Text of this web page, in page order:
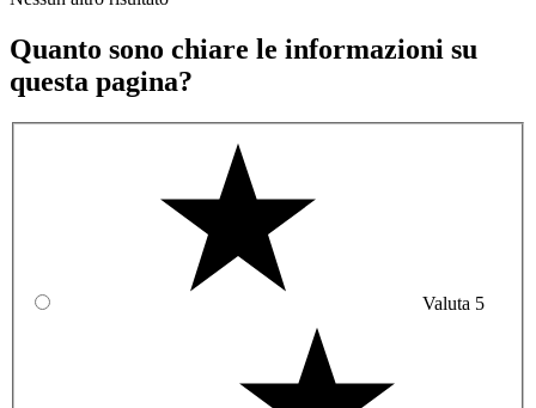
Quanto sono chiare le informazioni su
questa pagina?
Valuta 5